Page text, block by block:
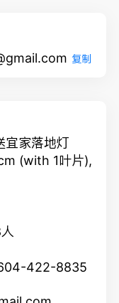
复制
家落地灯
(with 1叶片),
422-8835